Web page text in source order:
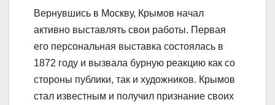
Вернувшись в Москву, Крымов начал
активно выставлять свои работы. Первая
его персональная выставка состоялась в
1872 году и вызвала бурную реакцию как со
стороны публики, так и художников. Крымов
стал известным и получил признание своих